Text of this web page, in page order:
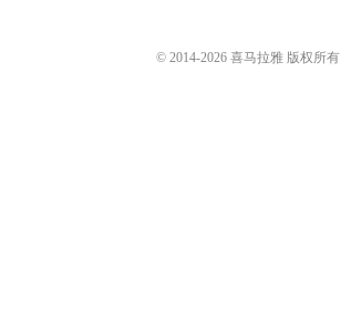
© 2014-2026 喜马拉雅 版权所有